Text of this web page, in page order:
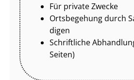
Für private Zwecke
Ortsbegehung durch
di­gen
Schriftliche
Seiten)